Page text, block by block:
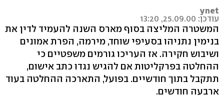
ynet
עודכן: 25.09.00, 13:20
המשטרה המליצה בסוף מארס השנה להעמיד לדין את
בנימין נתניהו בסעיפי שוחד, מירמה, הפרת אמונים
ושיבוש חקירה. אז העריכו גורמים משפטיים כי
ההחלטה בפרקליטות אם להגיש נגדו כתב אישום,
תתקבל בתוך חודשיים. בפועל, התארכה ההחלטה בעוד
ארבעה חודשים.